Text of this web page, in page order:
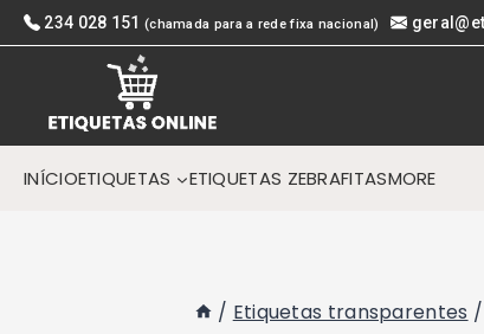
Skip
to
234 028 151 (chamada para a rede fixa nacional)
INÍCIOETIQUETAS ETIQUETAS ZEBRAFITASMORE
/ Etiquetas transparentes /